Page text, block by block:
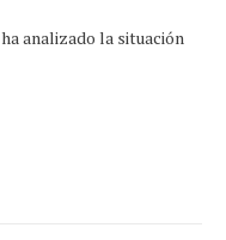
ha analizado la situación